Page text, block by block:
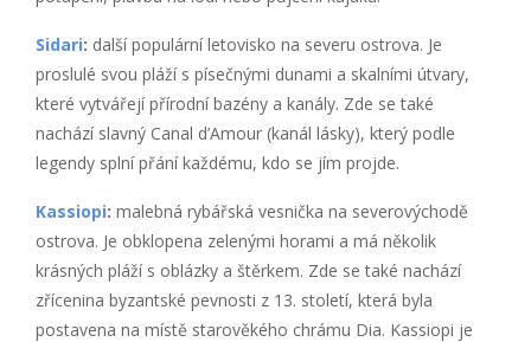
Sidari: další populární letovisko na severu ostrova. Je
proslulé svou pláží s písečnými dunami a skalními útvary,
které vytvářejí přírodní bazény a kanály. Zde se také
nachází slavný Canal d’Amour (kanál lásky), který podle
legendy splní přání každému, kdo se jím projde.
Kassiopi: malebná rybářská vesnička na severovýchodě
ostrova. Je obklopena zelenými horami a má několik
krásných pláží s oblázky a štěrkem. Zde se také nachází
zřícenina byzantské pevnosti z 13. století, která byla
postavena na místě starověkého chrámu Dia. Kassiopi je